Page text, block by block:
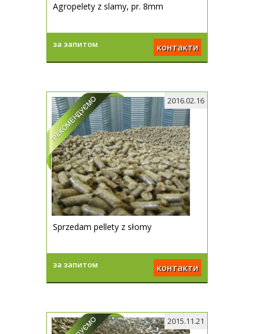
Agropelety z slamy, pr. 8mm
за запитом контакти
Sprzedam pellety z słomy
за запитом контакти
2016.02.16
2015.11.21